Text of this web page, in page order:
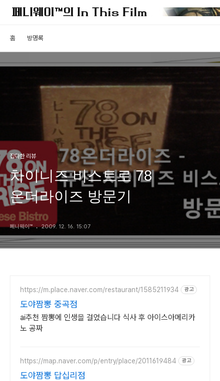
홈 방명록
잡다한 리뷰
차이니즈 비스트로 78
온더라이즈 방문기
페니웨이™ 2009. 12. 16. 15:07
https://m.place.naver.com/restaurant/1585211934 광고
도야짬뽕 중곡점
ai추천 짬뽕에 인생을 걸었습니다 식사 후 아이스아메리카
노 공짜
https://map.naver.com/p/entry/place/2011619484 광고
도야짬뽕 답십리점